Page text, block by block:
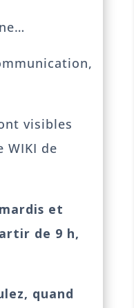
visibles
WIKI de
et
de 9 h,
quand